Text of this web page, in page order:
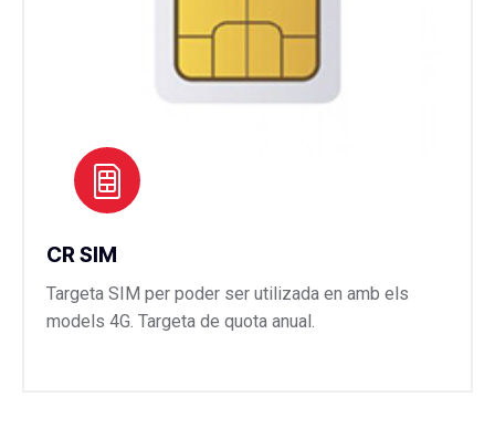
CR SIM
Targeta SIM per poder ser utilizada en amb els
models 4G. Targeta de quota anual.